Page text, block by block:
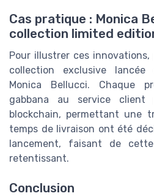
Cas pratique : Monica
collection limited
Pour illustrer ces innovations,
collection exclusive lancée
Monica Bellucci. Chaque
gabbana au service
blockchain, permettant une
temps de livraison ont été
lancement, faisant de
retentissant.
Conclusion